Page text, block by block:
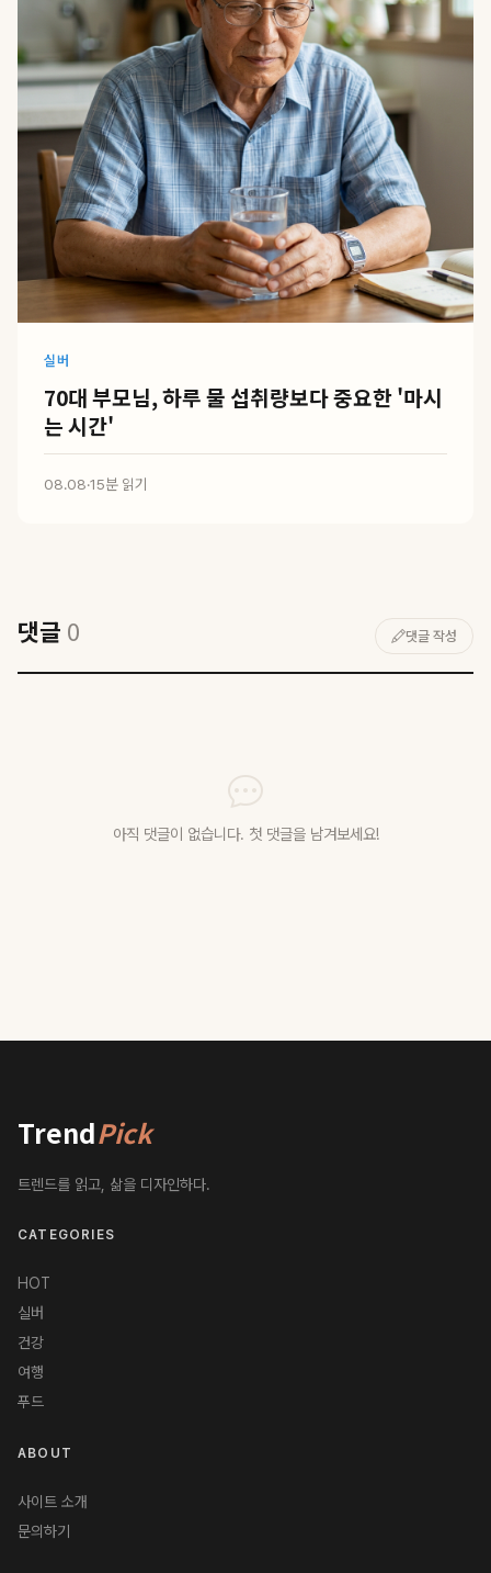
실버
70대 부모님, 하루 물 섭취량보다 중요한 '마시
는 시간'
08.08·15분 읽기
댓글 0 댓글 작성
아직 댓글이 없습니다. 첫 댓글을 남겨보세요!
TrendPick
트렌드를 읽고, 삶을 디자인하다.
CATEGORIES
HOT
실버
건강
여행
푸드
ABOUT
사이트 소개
문의하기